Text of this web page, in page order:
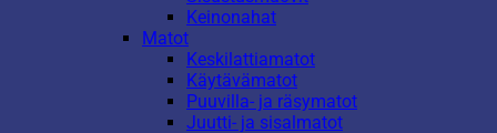
Keinonahat
Matot
Keskilattiamatot
Käytävämatot
Puuvilla- ja räsymatot
Juutti- ja sisalmatot